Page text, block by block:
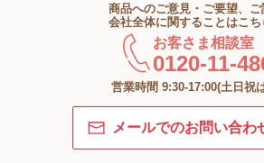
商品へのご意見・ご要望、ご
会社全体に関することはこち
お客さま相談室
0120-11-
営業時間 9:30-17:00(土日祝
メールでのお問い合わ